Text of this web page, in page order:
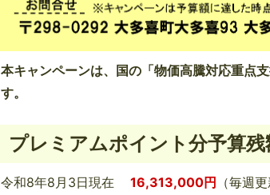
本キャンペーンは、国の「物価高騰対応重点
す。
プレミアムポイント分予算残
令和8年8月3日現在 16,313,000円 （毎週